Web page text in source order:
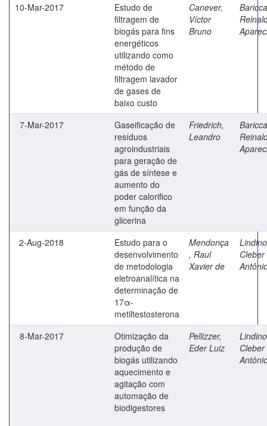
10-Mar-2017
Estudo de
filtragem de
biogás para fins
energéticos
utilizando como
método de
filtragem lavador
de gases de
baixo custo
Canever,
Víctor
Bruno
7-Mar-2017
Gaseificação de
resíduos
agroindustriais
para geração de
gás de síntese e
aumento do
poder calorifico
em função da
glicerina
Friedrich,
Leandro
2-Aug-2018
Estudo para o
desenvolvimento
de metodologia
eletroanalítica na
determinação de
17α-
metiltestosterona
Mendonça
, Raul
Xavier de
Cleber
8-Mar-2017
Otimização da
produção de
biogás utilizando
aquecimento e
agitação com
automação de
biodigestores
Pellizzer,
Eder Luiz
Cleber